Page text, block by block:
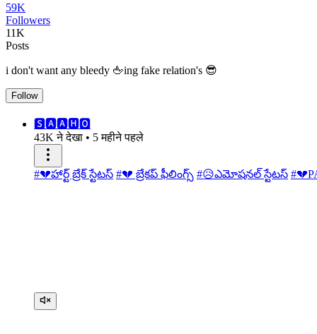
59K
Followers
11K
Posts
i don't want any bleedy 🖕ing fake relation's 😎
Follow
🆂︎🅰︎🅰︎🅷︎🅾︎
43K ने देखा • 5 महीने पहले
#💔హార్ట్ బ్రేక్ స్టేటస్ #💔 బ్రేకప్ ఫీలింగ్స్ #😥ఎమోషనల్ స్టేటస్